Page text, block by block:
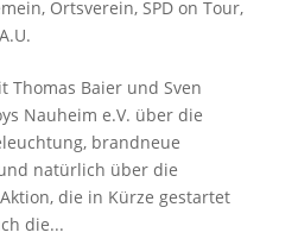
, Ortsverein, SPD on Tour,
Thomas Baier und Sven
Nauheim e.V. über die
brandneue
natürlich über die
die in Kürze gestartet
die...